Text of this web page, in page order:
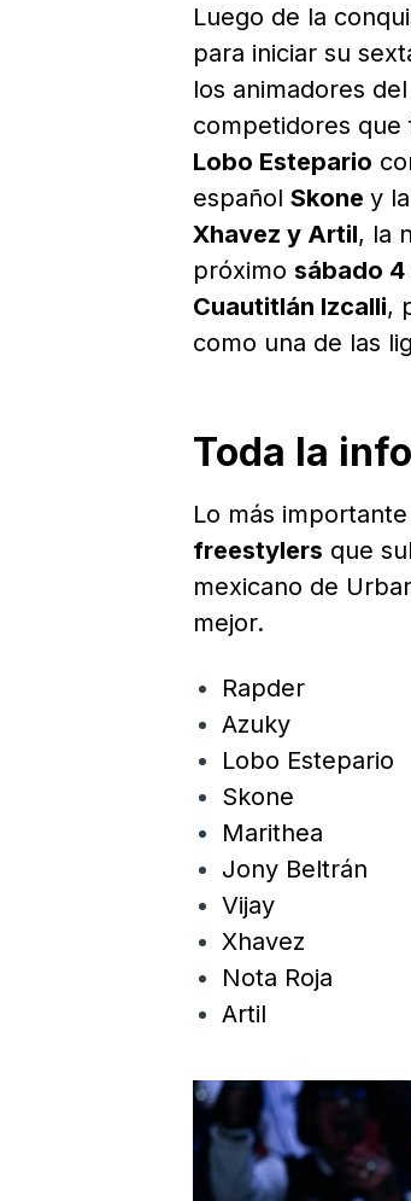
Luego de la
para iniciar su
los animadores
competidores que
Lobo Estepario
español Skone y
Xhavez y Artil, la
próximo sábado
Cuautitlán Izcalli,
como una de las
Toda la
Lo más
freestylers que
mexicano de
mejor.
Rapder
Azuky
Lobo Estepario
Skone
Marithea
Jony Beltrán
Vijay
Xhavez
Nota Roja
Artil